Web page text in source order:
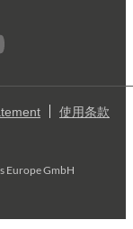
使用条款
Europe GmbH